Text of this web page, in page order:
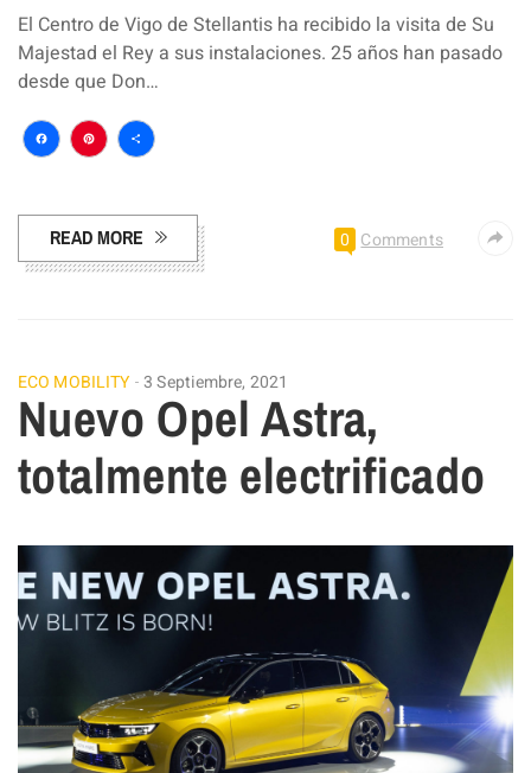
El Centro de Vigo de Stellantis ha recibido la visita de Su
Majestad el Rey a sus instalaciones. 25 años han pasado
desde que Don…
Facebook
Pinterest
Compartir
READ MORE 0 Comments
ECO MOBILITY 3 Septiembre, 2021
Nuevo Opel Astra,
totalmente electrificado